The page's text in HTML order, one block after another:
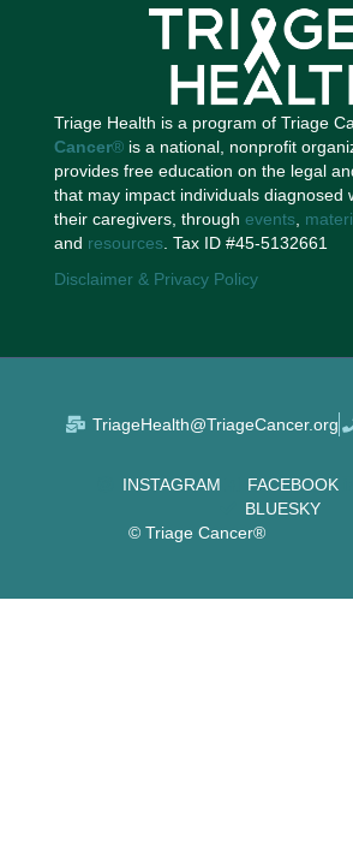
Triage Health is a program of Triage
Cancer®is a national, nonprofit
provides free education on the legal
that may impact individuals diagnosed
their caregivers, through events,
and resources. Tax ID #45-5132661
Disclaimer & Privacy Policy
TriageHealth@TriageCancer.org
INSTAGRAM FACEBOOK
BLUESKY
© Triage Cancer®